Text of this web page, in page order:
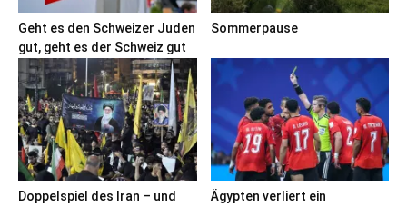
Geht es den Schweizer Juden
gut, geht es der Schweiz gut
Sommerpause
Doppelspiel des Iran – und
Ägypten verliert ein